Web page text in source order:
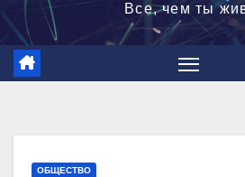
Все, чем ты
ОБЩЕСТВО